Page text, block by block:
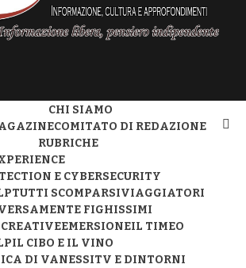
CHI SIAMO
COMITATO DI REDAZIONE
RUBRICHE
E CYBERSECURITY
TUTTI SCOMPARSIVIAGGIATORI
FIGHISSIMI
EMERSIONEIL TIMEO
IL CIBO E IL VINO
DI VANESSITV E DINTORNI